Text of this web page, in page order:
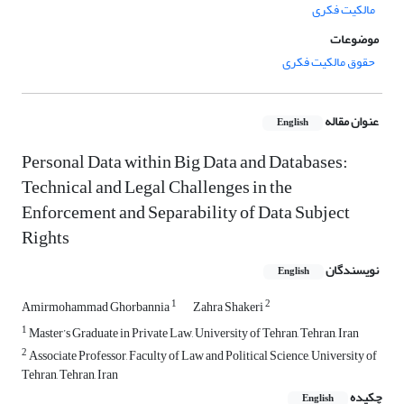
مالکیت فکری
موضوعات
حقوق مالکیت فکری
عنوان مقاله English
Personal Data within Big Data and Databases:
Technical and Legal Challenges in the
Enforcement and Separability of Data Subject
Rights
نویسندگان English
Amirmohammad Ghorbannia1 Zahra Shakeri2
1Master’s Graduate in Private Law, University of Tehran, Tehran, Iran
2Associate Professor, Faculty of Law and Political Science, University of
Tehran, Tehran, Iran
چکیده
English